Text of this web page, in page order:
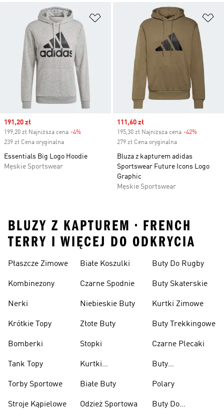
Dodaj do listy życzeń
Sale price
191,20 zł
199,20 zł Najniższa cena -4%
239 zł Cena oryginalna
Essentials Big Logo Hoodie
Męskie Sportswear
Sale price
111,60 zł
195,30 zł Najniższa cena -42%
279 zł Cena oryginalna
Bluza z kapturem adidas
Sportswear Future Icons Logo
Graphic
Męskie Sportswear
BLUZY Z KAPTUREM • FRENCH
TERRY I WIĘCEJ DO ODKRYCIA
Płaszcze Zimowe
Kombinezony
Nerki
Krótkie Topy
Bomberki
Tank Topy
Torby Sportowe
Stroje Kąpielowe
Białe Koszulki
Czarne Spodnie
Niebieskie Buty
Złote Buty
Stopki
Kurtki
Białe Buty
Odzież Sportowa
Buty Do Rugby
Buty Skaterskie
Kurtki Zimowe
Buty Trekkingowe
Czarne Plecaki
Buty
Polary
Buty Do